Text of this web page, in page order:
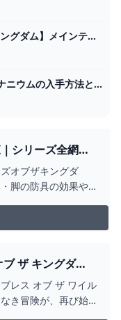
【ゼルダの伝説 ティアーズ オブ ザ キングダム】メインテーマ - YouTube
【ティアキン】大きなゾナニウムの入手方法と使い道【ゼルダの伝説ティアーズオブザキングダム】
シリーズ全網羅
キングダム】｜
オブザキングダ
脚の防具の効果や
ザ キングダ
レス オブ ザ ワイル
き冒険が、再び始